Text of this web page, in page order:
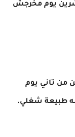
يوم مخرجش
من تاني يوم
طبيعة شغلي.